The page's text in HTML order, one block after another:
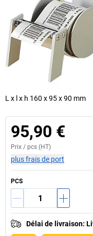
L x l x h 160 x 95 x 90 mm
95,90 €
Prix / pcs (HT)
plus frais de port
PCS
Délai de livraison: